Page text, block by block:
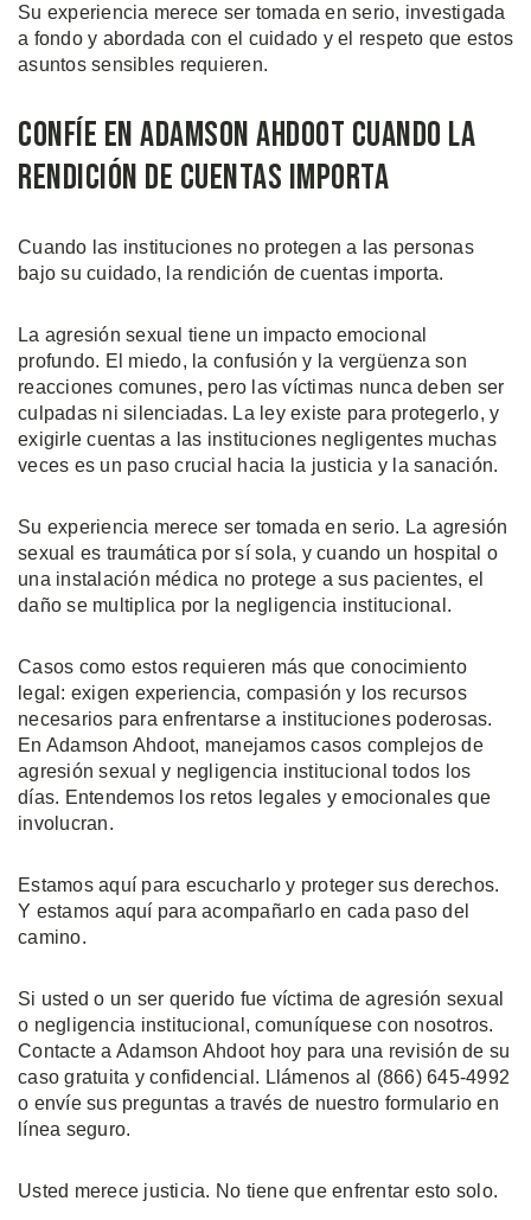
Su experiencia merece ser tomada en serio, investigada
a fondo y abordada con el cuidado y el respeto que estos
asuntos sensibles requieren.
Confíe en Adamson Ahdoot Cuando la
Rendición de Cuentas Importa
Cuando las instituciones no protegen a las personas
bajo su cuidado, la rendición de cuentas importa.
La agresión sexual tiene un impacto emocional
profundo. El miedo, la confusión y la vergüenza son
reacciones comunes, pero las víctimas nunca deben ser
culpadas ni silenciadas. La ley existe para protegerlo, y
exigirle cuentas a las instituciones negligentes muchas
veces es un paso crucial hacia la justicia y la sanación.
Su experiencia merece ser tomada en serio. La agresión
sexual es traumática por sí sola, y cuando un hospital o
una instalación médica no protege a sus pacientes, el
daño se multiplica por la negligencia institucional.
Casos como estos requieren más que conocimiento
legal: exigen experiencia, compasión y los recursos
necesarios para enfrentarse a instituciones poderosas.
En Adamson Ahdoot, manejamos casos complejos de
agresión sexual y negligencia institucional todos los
días. Entendemos los retos legales y emocionales que
involucran.
Estamos aquí para escucharlo y proteger sus derechos.
Y estamos aquí para acompañarlo en cada paso del
camino.
Si usted o un ser querido fue víctima de agresión sexual
o negligencia institucional, comuníquese con nosotros.
Contacte a Adamson Ahdoot hoy para una revisión de su
caso gratuita y confidencial. Llámenos al (866) 645-4992
o envíe sus preguntas a través de nuestro formulario en
línea seguro.
Usted merece justicia. No tiene que enfrentar esto solo.